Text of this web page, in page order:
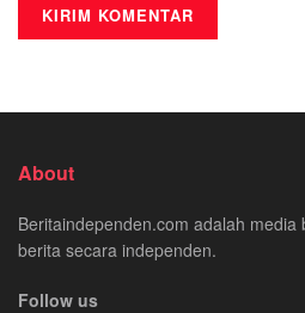
About
Beritaindependen.com adalah
berita secara independen.
Follow us